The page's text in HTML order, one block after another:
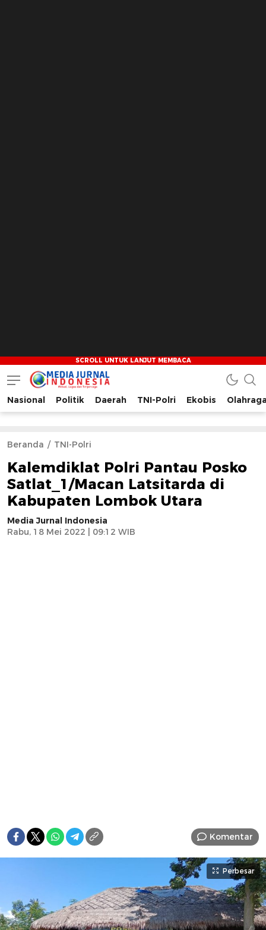
Media Jurnal Indonesia
Bersama Membangun Indonesia
Nasional Politik Daerah TNI-Polri Ekobis
Beranda TNI-Polri
Kalemdiklat Polri Pantau Posko
Satlat_1/Macan Latsitarda di
Kabupaten Lombok Utara
Media Jurnal Indonesia
Rabu, 18 Mei 2022 | 09:12 WIB
Komentar
Perbesar